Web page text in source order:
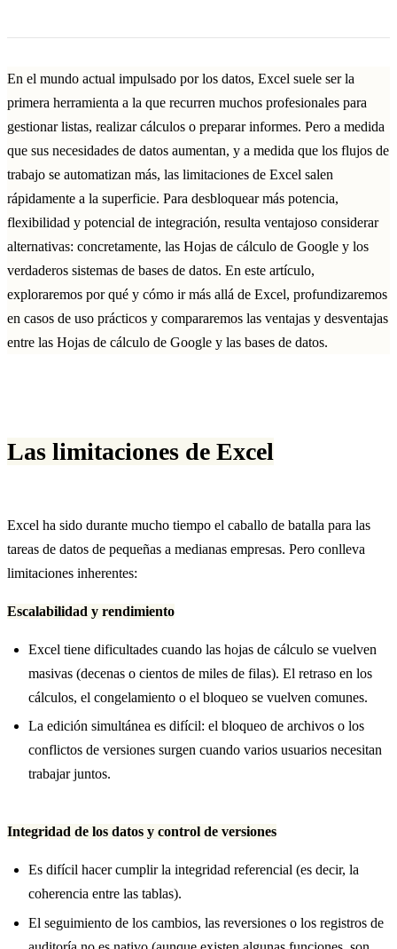
En el mundo actual impulsado por los datos, Excel suele ser la
primera herramienta a la que recurren muchos profesionales para
gestionar listas, realizar cálculos o preparar informes. Pero a medida
que sus necesidades de datos aumentan, y a medida que los flujos de
trabajo se automatizan más, las limitaciones de Excel salen
rápidamente a la superficie. Para desbloquear más potencia,
flexibilidad y potencial de integración, resulta ventajoso considerar
alternativas: concretamente, las Hojas de cálculo de Google y los
verdaderos sistemas de bases de datos. En este artículo,
exploraremos por qué y cómo ir más allá de Excel, profundizaremos
en casos de uso prácticos y compararemos las ventajas y desventajas
entre las Hojas de cálculo de Google y las bases de datos.
Las limitaciones de Excel
Excel ha sido durante mucho tiempo el caballo de batalla para las
tareas de datos de pequeñas a medianas empresas. Pero conlleva
limitaciones inherentes:
Escalabilidad y rendimiento
Excel tiene dificultades cuando las hojas de cálculo se vuelven
masivas (decenas o cientos de miles de filas). El retraso en los
cálculos, el congelamiento o el bloqueo se vuelven comunes.
La edición simultánea es difícil: el bloqueo de archivos o los
conflictos de versiones surgen cuando varios usuarios necesitan
trabajar juntos.
Integridad de los datos y control de versiones
Es difícil hacer cumplir la integridad referencial (es decir, la
coherencia entre las tablas).
El seguimiento de los cambios, las reversiones o los registros de